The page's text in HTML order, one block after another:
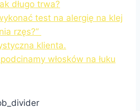
długo trwa?
test na alergię na klej
rzęs?”
klienta.
włosków na łuku